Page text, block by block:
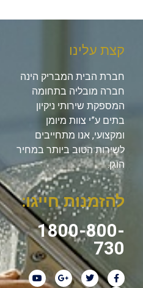
קצת עלינו
חברת הבית המבריק הינה
חברה מובליה בתחומה
המספקת שירותי ניקיון
בתים ע”י צוות מיומן
ומקצועי, אנו מתחייבים
לשירות הטוב ביותר במחיר
הוגן.
להזמנות חייגו:
1800-800-
730